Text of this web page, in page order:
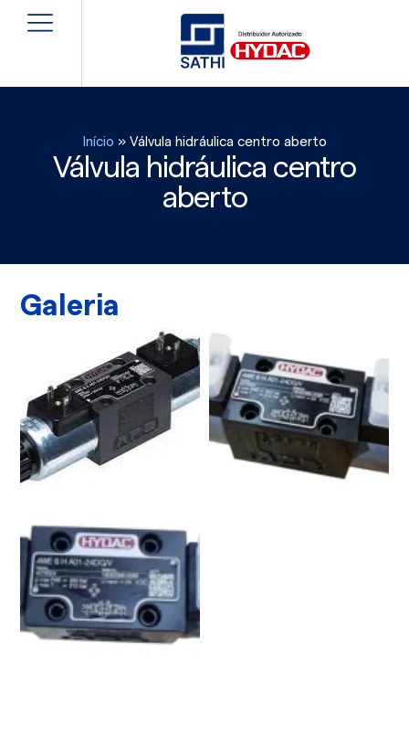
Início » Válvula hidráulica centro aberto
Válvula hidráulica centro
aberto
Galeria